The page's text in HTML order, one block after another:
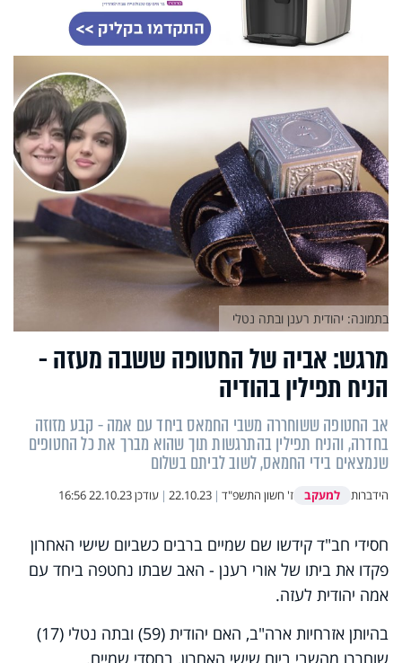
מרגש: אביה של החטופה ששבה מעזה -
הניח תפילין בהודיה
אב החטופה ששוחררה משבי החמאס ביחד עם אמה - קבע מזוזה
בחדרה, והניח תפילין בהתרגשות תוך שהוא מברך את כל החטופים
שנמצאים בידי החמאס, לשוב לביתם בשלום
הידברות למעקב ז' חשון התשפ"ד |
22.10.23
| עודכן22.10.23 16:56
בתמונה: יהודית רענן ובתה נטלי
חסידי חב"ד קידשו שם שמיים ברבים כשביום שישי האחרון
פקדו את ביתו של אורי רענן - האב שבתו נחטפה ביחד עם
אמה יהודית לעזה.
בהיותן אזרחיות ארה"ב, האם יהודית (59) ובתה נטלי (17)
שוחררו מהשבי ביום שישי האחרון, בחסדי שמיים.